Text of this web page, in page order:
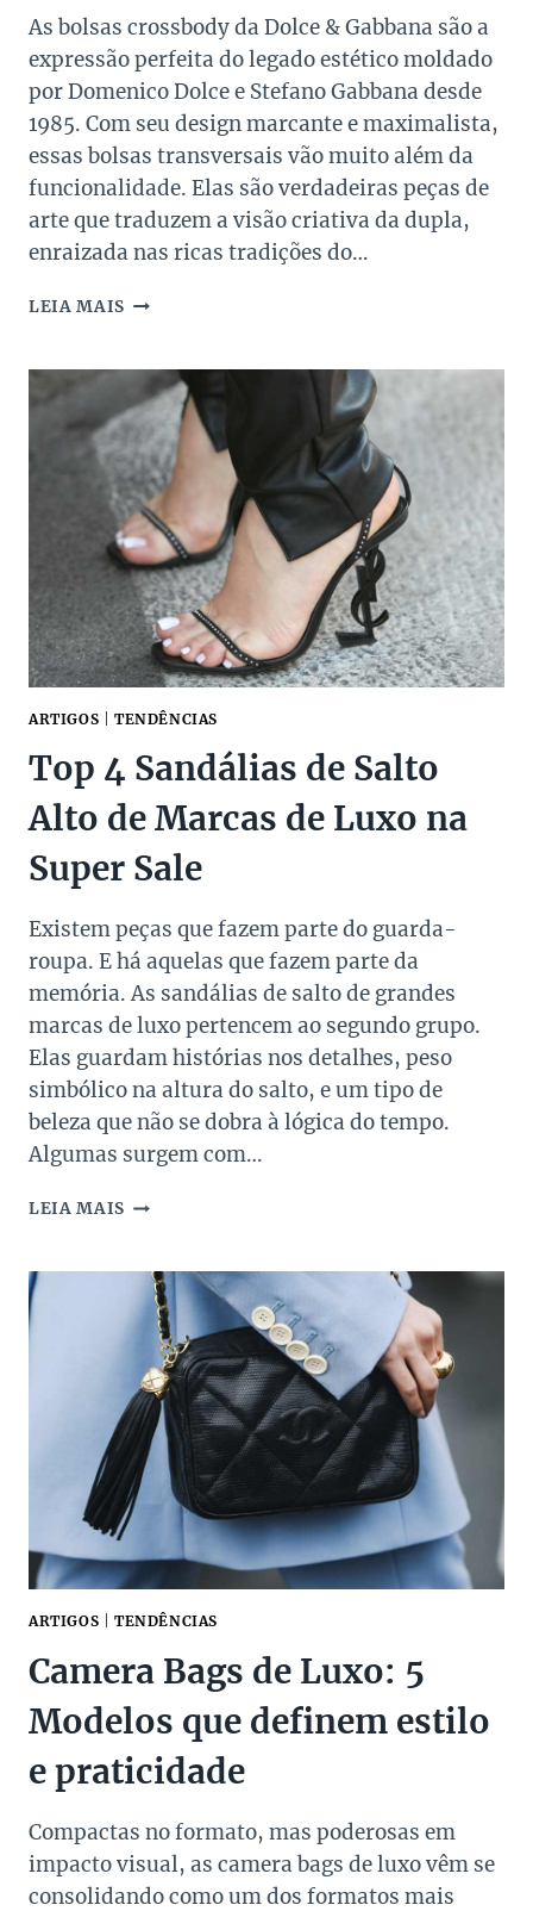
As bolsas crossbody da Dolce & Gabbana são a
expressão perfeita do legado estético moldado
por Domenico Dolce e Stefano Gabbana desde
1985. Com seu design marcante e maximalista,
essas bolsas transversais vão muito além da
funcionalidade. Elas são verdadeiras peças de
arte que traduzem a visão criativa da dupla,
enraizada nas ricas tradições do…
LEIA MAIS AS
DOLCE
&
GABBANA:
O
TOQUE
ITALIANO
QUE
TRANSFORMA
QUALQUER
LOOK
ARTIGOS TENDÊNCIAS
Top 4 Sandálias de Salto
Alto de Marcas de Luxo na
Super Sale
Existem peças que fazem parte do guarda-
roupa. E há aquelas que fazem parte da
memória. As sandálias de salto de grandes
marcas de luxo pertencem ao segundo grupo.
Elas guardam histórias nos detalhes, peso
simbólico na altura do salto, e um tipo de
beleza que não se dobra à lógica do tempo.
Algumas surgem com…
LEIA MAIS TOP
DE
SALTO
ALTO
MARCAS
DE
LUXO
NA
SUPER
SALE
ARTIGOS TENDÊNCIAS
Camera Bags de Luxo: 5
Modelos que definem estilo
e praticidade
Compactas no formato, mas poderosas em
impacto visual, as camera bags de luxo vêm se
consolidando como um dos formatos mais